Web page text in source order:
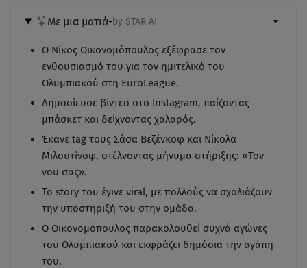
Με μια ματιά-by STAR AI
Ο Νίκος Οικονομόπουλος εξέφρασε τον
ενθουσιασμό του για τον ημιτελικό του
Ολυμπιακού στη EuroLeague.
Δημοσίευσε βίντεο στο Instagram, παίζοντας
μπάσκετ και δείχνοντας χαλαρός.
Έκανε tag τους Σάσα Βεζένκοφ και Νίκολα
Μιλουτίνοφ, στέλνοντας μήνυμα στήριξης: «Τον
νου σας».
Το story του έγινε viral, με πολλούς να σχολιάζουν
την υποστήριξή του στην ομάδα.
Ο Οικονομόπουλος παρακολουθεί συχνά αγώνες
του Ολυμπιακού και εκφράζει δημόσια την αγάπη
του.